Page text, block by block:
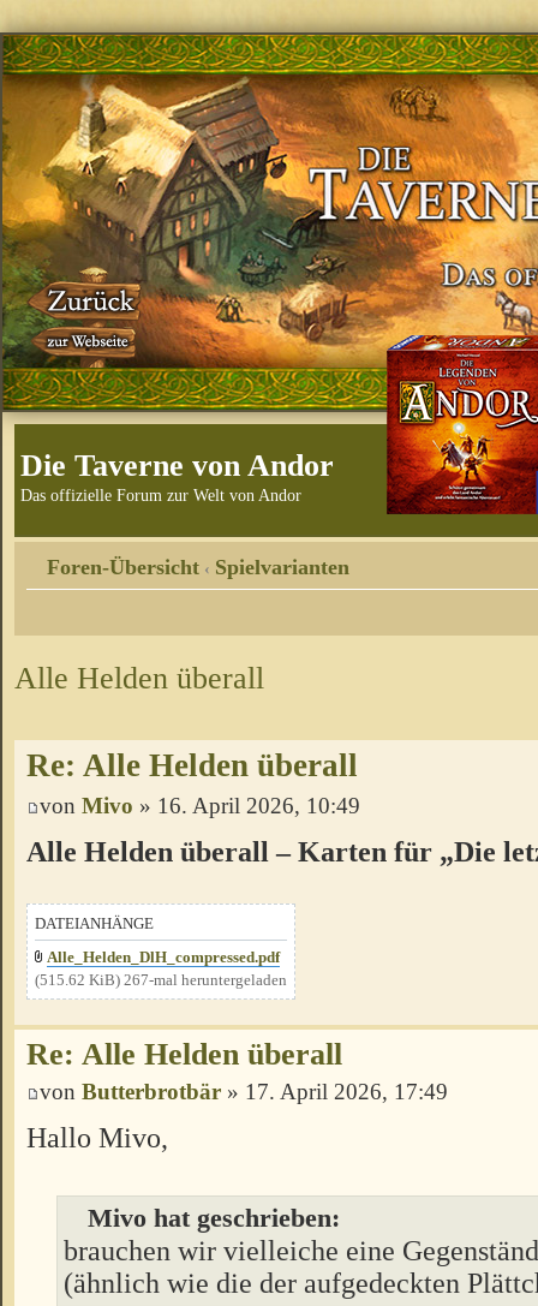
Die Taverne von Andor
Das offizielle Forum zur Welt von Andor
Foren-Übersicht ‹ Spielvarianten
Alle Helden überall
Re: Alle Helden überall
von Mivo » 16. April 2026, 10:49
Alle Helden überall – Karten für „Die
DATEIANHÄNGE
Alle_Helden_DlH_compressed.pdf
(515.62 KiB) 267-mal heruntergeladen
Re: Alle Helden überall
von Butterbrotbär » 17. April 2026, 17:49
Hallo Mivo,
Mivo hat geschrieben:
brauchen wir vielleiche eine
(ähnlich wie die der aufgedeckten